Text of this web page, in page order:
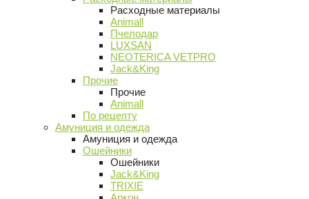
Расходные материалы
Animall
Пчелодар
LUXSAN
NEOTERICA VETPRO
Jack&King
Прочие
Прочие
Animall
По рецепту
Амуниция и одежда
Амуниция и одежда
Ошейники
Ошейники
Jack&King
TRIXIE